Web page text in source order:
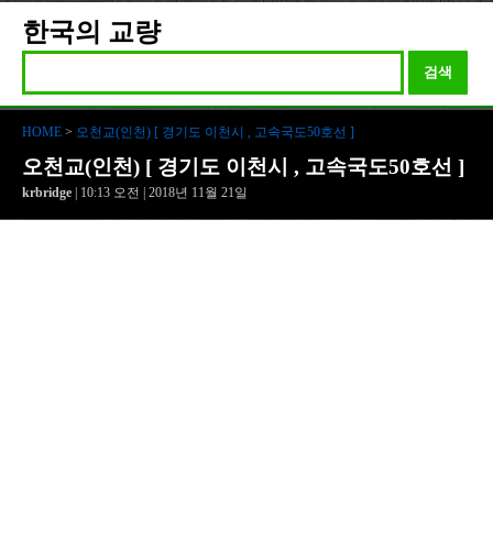
한국의 교량
검색
HOME > 오천교(인천) [ 경기도 이천시 , 고속국도50호선 ]
오천교(인천) [ 경기도 이천시 , 고속국도50호선 ]
krbridge | 10:13 오전 | 2018년 11월 21일